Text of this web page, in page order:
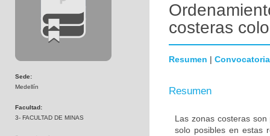
Sede:
Medellín
Facultad:
3- FACULTAD DE MINAS
costeras
Resumen | Convocatoria
Resumen
Las zonas costeras
solo posibles en estas